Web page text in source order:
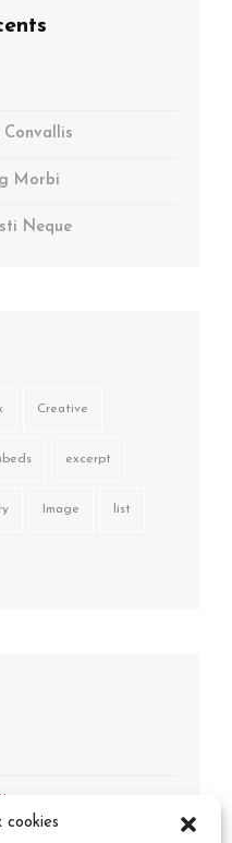
cookies
Morbi
Neque
Creative
excerpt
Image list